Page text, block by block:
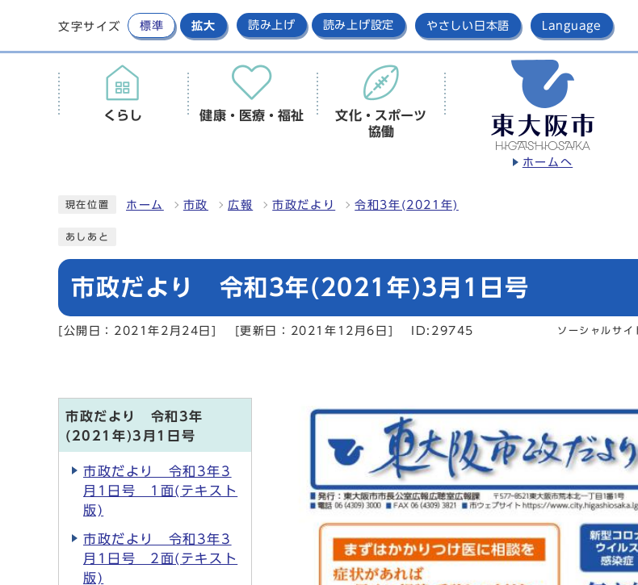
文字サイズ 標準 拡大 読み上げ 読み上げ設定 やさしい日本語 Language
ホームへ
くらし 健康・医療・福祉
文化・スポーツ
協働
現在位置 ホーム 市政 広報 市政だより 令和3年(2021年)
あしあと
市政だより 令和3年(2021年)3月1日号
[公開日：2021年2月24日] [更新日：2021年12月6日] ID:29745 ソーシャルサイ
市政だより 令和3年
(2021年)3月1日号
市政だより 令和3年3
月1日号 1面(テキスト
版)
市政だより 令和3年3
月1日号 2面(テキスト
版)